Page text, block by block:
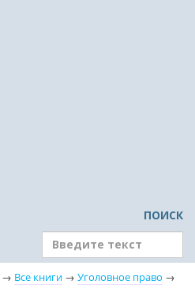
ПОИСК
→ Все книги → Уголовное право →